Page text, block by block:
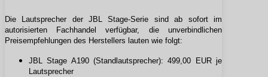
Die Lautsprecher der JBL Stage-Serie sind ab sofort im
autorisierten Fachhandel verfügbar, die unverbindlichen
Preisempfehlungen des Herstellers lauten wie folgt:
JBL Stage A190 (Standlautsprecher): 499,00 EUR je
Lautsprecher